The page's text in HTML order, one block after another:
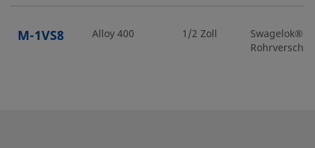
M-1VS8 Alloy 400 1/2 Zoll
Swagelok®